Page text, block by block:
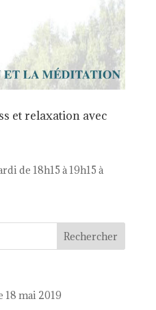
et relaxation avec
de 18h15 à 19h15 à
mai 2019